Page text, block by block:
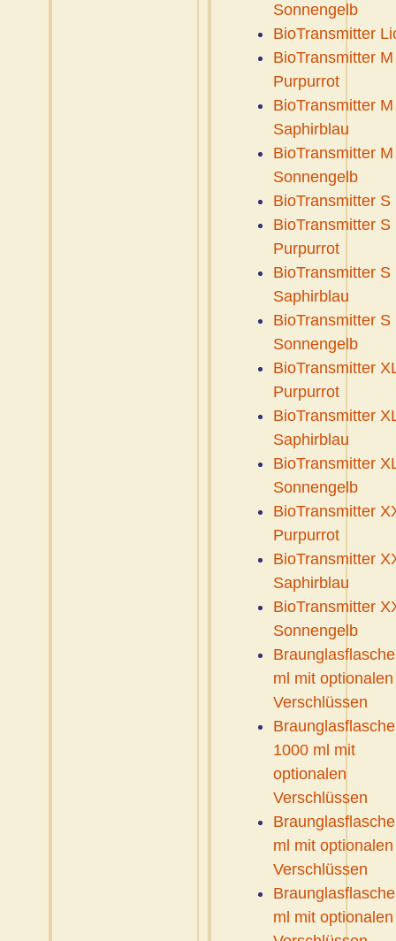
Sonnengelb
BioTransmitter
BioTransmitter M
Purpurrot
BioTransmitter M
Saphirblau
BioTransmitter M
Sonnengelb
BioTransmitter S
BioTransmitter S
Purpurrot
BioTransmitter S
Saphirblau
BioTransmitter S
Sonnengelb
BioTransmitter
Purpurrot
BioTransmitter
Saphirblau
BioTransmitter
Sonnengelb
BioTransmitter
Purpurrot
BioTransmitter
Saphirblau
BioTransmitter
Sonnengelb
ml mit optionalen
Verschlüssen
Braunglasflasche
1000 ml mit
optionalen
Verschlüssen
ml mit optionalen
Verschlüssen
ml mit optionalen